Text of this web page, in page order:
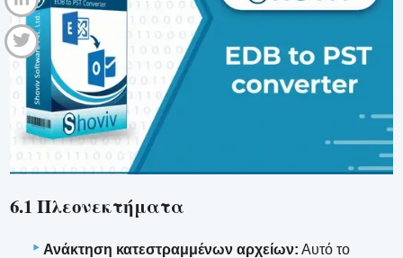
6.1 Πλεονεκτήματα
Ανάκτηση κατεστραμμένων αρχείων: Αυτό το